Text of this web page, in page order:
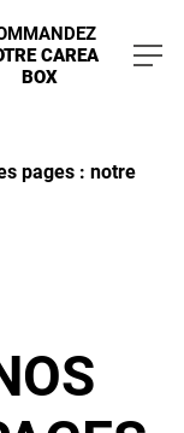
CAREA
BOX
pages : notre